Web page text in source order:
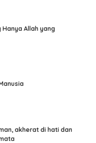
Hanya Allah yang
akherat di hati dan